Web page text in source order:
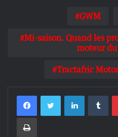
GWM
Mi-saison. Quand les
moteur
Tractafric
Linkedin
Imprimer